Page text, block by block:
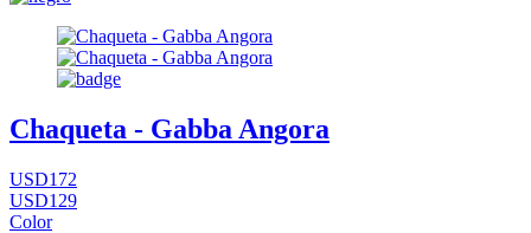
Chaqueta - Gabba Angora
USD172
USD129
Color